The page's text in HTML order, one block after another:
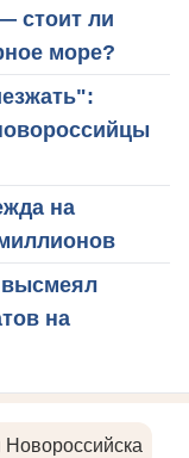
стоит ли
море?
на
на
Новороссийска